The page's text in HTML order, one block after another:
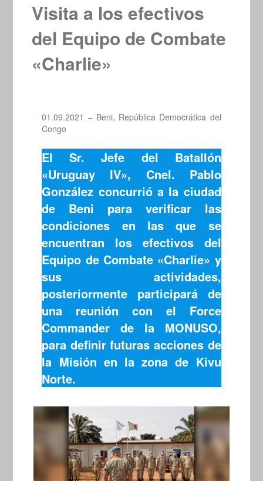
Visita a los efectivos
del Equipo de Combate
«Charlie»
01.09.2021 – Beni, República Democrática del
Congo
El Sr. Jefe del Batallón
«Uruguay IV», Cnel. Pablo
González concurrió a la ciudad
de Beni para verificar las
condiciones en las que se
encuentran los efectivos del
Equipo de Combate «Charlie» y
sus actividades,
posteriormente participará de
una reunión con el Force
Commander de la MONUSO,
para definir futuras acciones de
la Misión en la zona de Kivu
Norte.